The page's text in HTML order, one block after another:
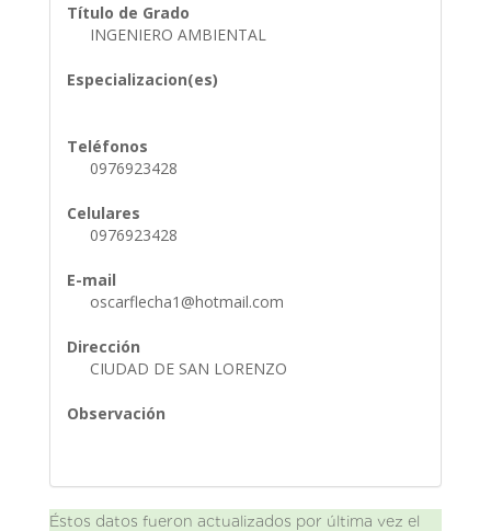
Título de Grado
INGENIERO AMBIENTAL
Especializacion(es)
Teléfonos
0976923428
Celulares
0976923428
E-mail
oscarflecha1@hotmail.com
Dirección
CIUDAD DE SAN LORENZO
Observación
Éstos datos fueron actualizados por última vez el